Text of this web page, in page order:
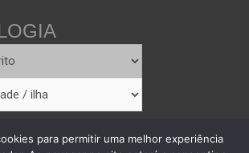
para permitir uma melhor experiência